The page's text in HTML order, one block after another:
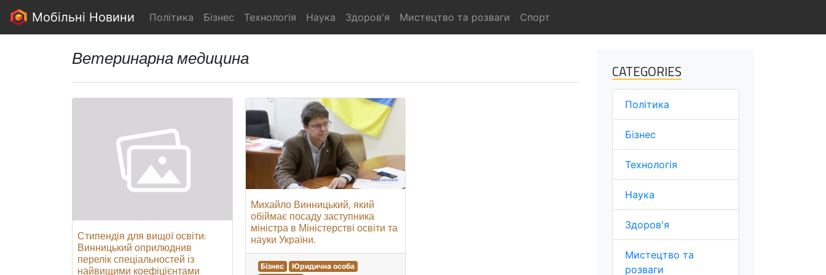
Мобільні Новини Політика Бізнес Технологія Наука Здоров'я Мистецтво та розваги Спорт
Ветеринарна медицина
Стипендія для вищої освіти:
Винницький оприлюднив
перелік спеціальностей із
найвищими коефіцієнтами
Михайло Винницький, який
обіймає посаду заступника
міністра в Міністерстві освіти та
науки України.
Бізнес
Юридична особа
CATEGORIES
Політика
Бізнес
Технологія
Наука
Здоров'я
Мистецтво та
розваги